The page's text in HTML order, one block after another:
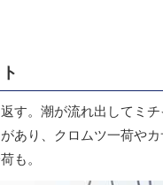
す。潮が流れ出してミ
あり、クロムツ一荷や
も。